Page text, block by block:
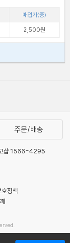
매입가(중)
2,500원
주문/배송
샵 1566-4295
정책